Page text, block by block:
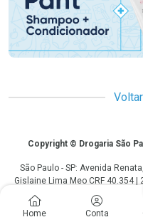
Home Conta
CopyrightCopyright © Drogaria São
São Paulo - SP: Avenida
Gislaine Lima Meo CRF 40.354
Processo: 2531.559767/
informações contidas neste
medicamentos, não devem